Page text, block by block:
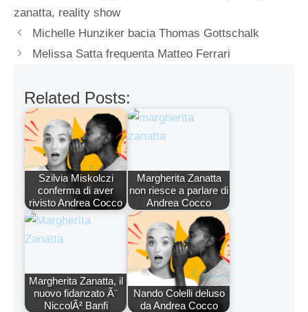
zanatta, reality show
Michelle Hunziker bacia Thomas Gottschalk
Melissa Satta frequenta Matteo Ferrari
Related Posts:
Szilvia Miskolczi
conferma di aver
rivisto Andrea Cocco
Margherita Zanatta
non riesce a parlare di
Andrea Cocco
Margherita Zanatta, il
nuovo fidanzato Ã¨
NiccolÃ² Banfi
Nando Colelli deluso
da Andrea Cocco